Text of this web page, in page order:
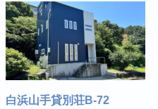
白浜山手貸別荘B-72